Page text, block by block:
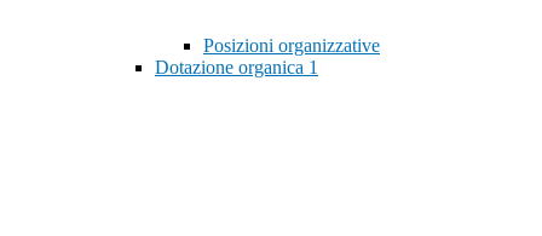
Posizioni organizzative
Dotazione organica 1